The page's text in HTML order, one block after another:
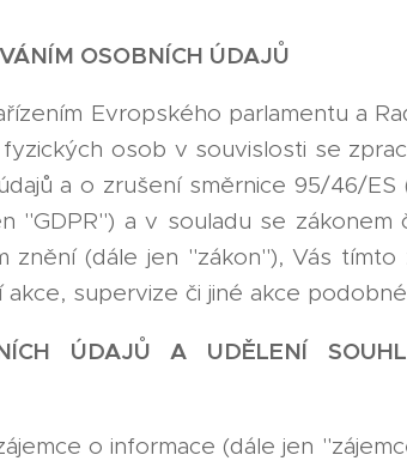
OSOBNÍCH ÚDAJŮ
Evropského parlamentu a
osob v souvislosti se
a o zrušení směrnice 95/46/ES
"GDPR") a v souladu se zákonem
znění (dále jen "zákon"), Vás tímto
akce, supervize či jiné akce
ÚDAJŮ A UDĚLENÍ
o informace (dále jen